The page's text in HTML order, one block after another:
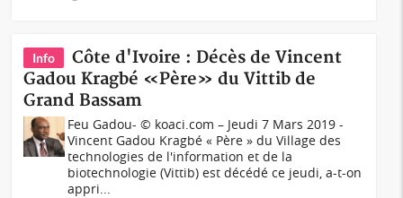
Info
Côte d'Ivoire : Décès de Vincent
Gadou Kragbé «Père» du Vittib de
Grand Bassam
Feu Gadou- © koaci.com – Jeudi 7 Mars 2019 -
Vincent Gadou Kragbé « Père » du Village des
technologies de l'information et de la
biotechnologie (Vittib) est décédé ce jeudi, a-t-on
appri...